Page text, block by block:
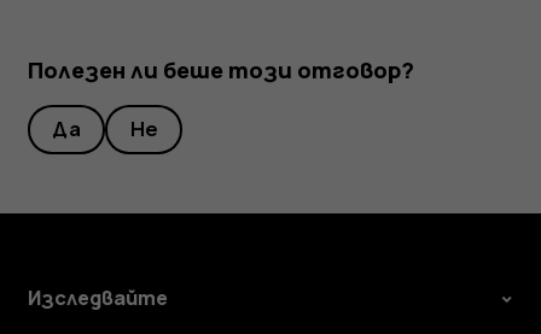
Полезен ли беше този отговор?
Да Не
Изследвайте